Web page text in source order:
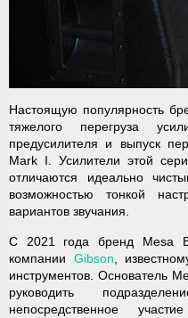
Настоящую популярность
тяжелого перегруза
предусилителя и выпуск
Mark I. Усилители этой
отличаются идеально
возможностью тонкой
вариантов звучания.
С 2021 года бренд Mesa
компании Gibson ,
инструментов. Основатель
руководить
непосредственное